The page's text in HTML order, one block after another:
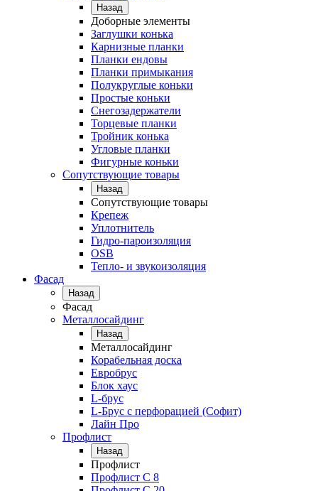
Назад
Доборные элементы
Заглушки конька
Карнизные планки
Планки ендовы
Планки примыкания
Полукруглые коньки
Простые коньки
Снегозадержатели
Торцевые планки
Тройник конька
Угловые планки
Фигурные коньки
Сопутствующие товары
Назад
Сопутствующие товары
Крепеж
Уплотнитель
Гидро-пароизоляция
OSB
Тепло- и звукоизоляция
Фасад
Назад
Фасад
Металлосайдинг
Назад
Металлосайдинг
Корабельная доска
Евробрус
Блок хаус
L-брус
L-Брус с перфорацией (Софит)
Лайн Про
Профлист
Назад
Профлист
Профлист С 8